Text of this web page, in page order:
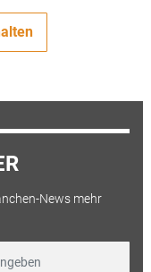
News mehr